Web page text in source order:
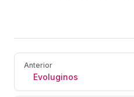
Pager
Anterior
Evoluginos